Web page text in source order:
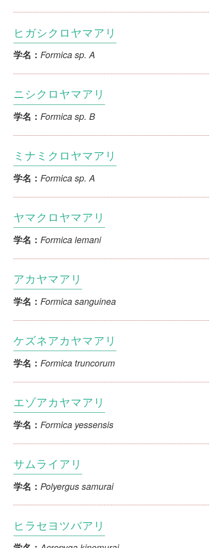
ミナミクロヤマアリ
学名： Formica sp. A
ヤマクロヤマアリ
Formica lemani
学名： Formica sanguinea
学名： Formica truncorum
エゾアカヤマアリ
サムライアリ
ヒラセヨツバアリ
学名： Acropyga kinomurai
イツツバアリ
学名：
学名：Acropyga sauteri
ヨツバアリ
学名： Acropyga yaeyamensis